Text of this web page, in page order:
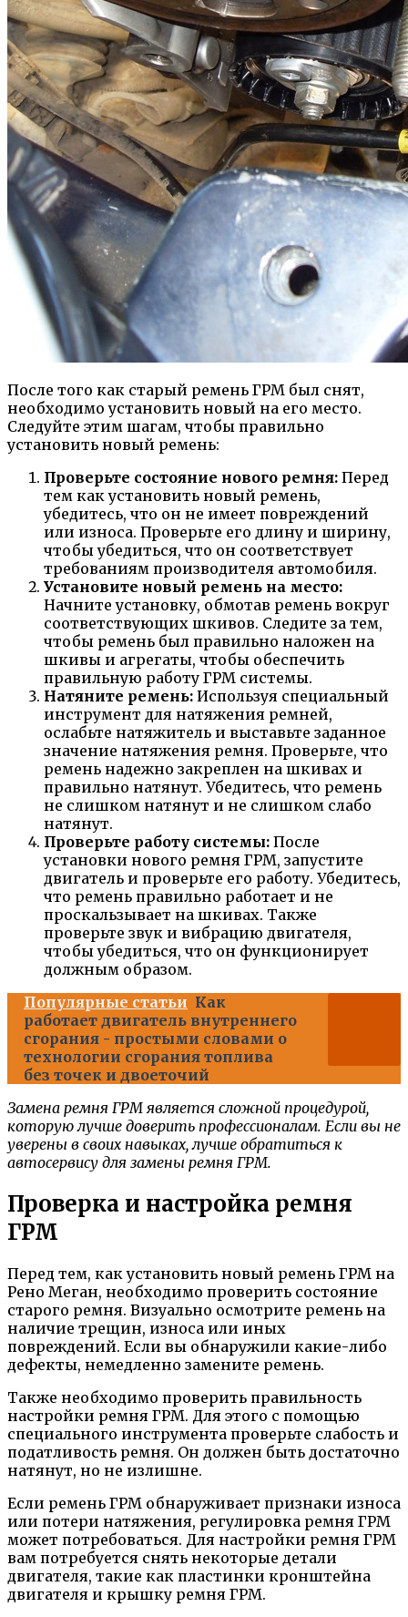
После того как старый ремень ГРМ был снят,
необходимо установить новый на его место.
Следуйте этим шагам, чтобы правильно
установить новый ремень:
Проверьте состояние нового ремня: Перед
тем как установить новый ремень,
убедитесь, что он не имеет повреждений
или износа. Проверьте его длину и ширину,
чтобы убедиться, что он соответствует
требованиям производителя автомобиля.
Установите новый ремень на место:
Начните установку, обмотав ремень вокруг
соответствующих шкивов. Следите за тем,
чтобы ремень был правильно наложен на
шкивы и агрегаты, чтобы обеспечить
правильную работу ГРМ системы.
Натяните ремень: Используя специальный
инструмент для натяжения ремней,
ослабьте натяжитель и выставьте заданное
значение натяжения ремня. Проверьте, что
ремень надежно закреплен на шкивах и
правильно натянут. Убедитесь, что ремень
не слишком натянут и не слишком слабо
натянут.
Проверьте работу системы: После
установки нового ремня ГРМ, запустите
двигатель и проверьте его работу. Убедитесь,
что ремень правильно работает и не
проскальзывает на шкивах. Также
проверьте звук и вибрацию двигателя,
чтобы убедиться, что он функционирует
должным образом.
Популярные статьи Как
работает двигатель внутреннего
сгорания - простыми словами о
технологии сгорания топлива
без точек и двоеточий
Замена ремня ГРМ является сложной процедурой,
которую лучше доверить профессионалам. Если вы не
уверены в своих навыках, лучше обратиться к
автосервису для замены ремня ГРМ.
Проверка и настройка ремня
ГРМ
Перед тем, как установить новый ремень ГРМ на
Рено Меган, необходимо проверить состояние
старого ремня. Визуально осмотрите ремень на
наличие трещин, износа или иных
повреждений. Если вы обнаружили какие-либо
дефекты, немедленно замените ремень.
Также необходимо проверить правильность
настройки ремня ГРМ. Для этого с помощью
специального инструмента проверьте слабость и
податливость ремня. Он должен быть достаточно
натянут, но не излишне.
Если ремень ГРМ обнаруживает признаки износа
или потери натяжения, регулировка ремня ГРМ
может потребоваться. Для настройки ремня ГРМ
вам потребуется снять некоторые детали
двигателя, такие как пластинки кронштейна
двигателя и крышку ремня ГРМ.